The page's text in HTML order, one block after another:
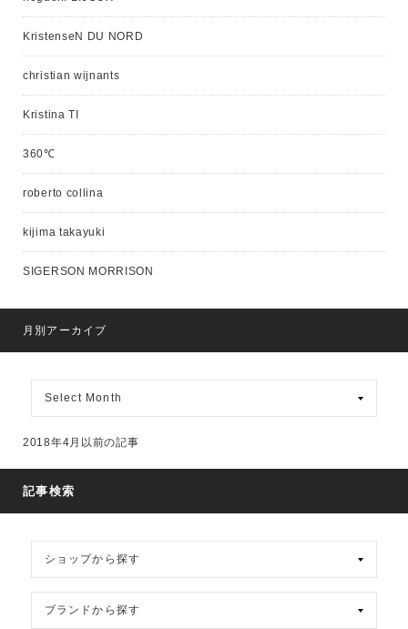
KristenseN DU NORD
christian wijnants
Kristina TI
360℃
roberto collina
kijima takayuki
SIGERSON MORRISON
月別アーカイブ
ア
カ
2018年4月以前の記事
記事検索